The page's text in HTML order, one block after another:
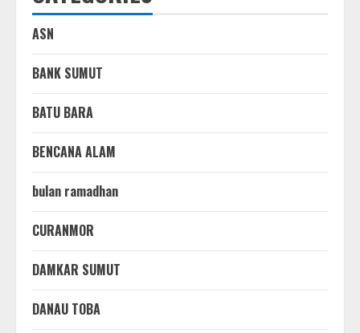
ASN
BANK SUMUT
BATU BARA
BENCANA ALAM
bulan ramadhan
CURANMOR
DAMKAR SUMUT
DANAU TOBA